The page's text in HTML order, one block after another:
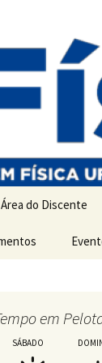
Área do Discente
Matrícula,
Encaminhamento
Qualificações,
Dissertações e
em
SÁBADO